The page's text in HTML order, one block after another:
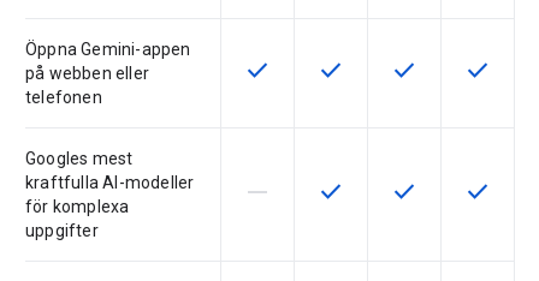
Öppna Gemini-appen
på webben eller
telefonen
Den här funktionen är tillgänglig för
check Den här funktionen är
check Den här
check Den här
check
Googles mest
kraftfulla AI-modeller
för komplexa
uppgifter
Den här funktionen stöds inte av
horizontal_rule Den här funktionen är
check Den här
check Den här
check